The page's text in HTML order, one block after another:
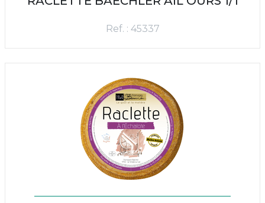
Ref. : 45337